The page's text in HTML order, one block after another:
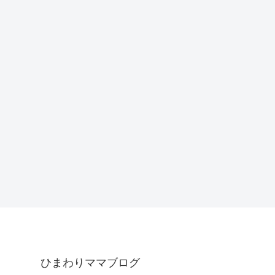
ひまわりママブログ